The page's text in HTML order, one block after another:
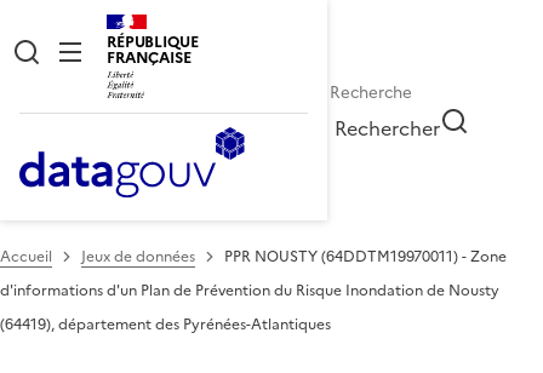
RÉPUBLIQUE
FRANÇAISE
Rechercher
Accueil Jeux de données
PPR NOUSTY (64DDTM19970011) - Zone
d'informations d'un Plan de Prévention du Risque Inondation de Nousty
(64419), département des Pyrénées-Atlantiques